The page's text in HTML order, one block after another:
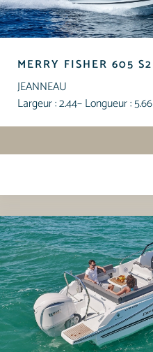
MERRY FISHER 605 S2
JEANNEAU
Largeur : 2.44– Longueur : 5.66